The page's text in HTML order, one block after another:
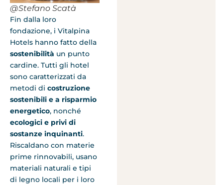
@Stefano Scatà
Fin dalla loro
fondazione, i Vitalpina
Hotels hanno fatto della
sostenibilità un punto
cardine. Tutti gli hotel
sono caratterizzati da
metodi di costruzione
sostenibili e a risparmio
energetico, nonché
ecologici e privi di
sostanze inquinanti.
Riscaldano con materie
prime rinnovabili, usano
materiali naturali e tipi
di legno locali per i loro